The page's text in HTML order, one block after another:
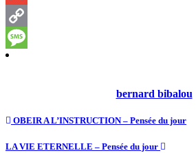
Gmail
Copy
Link
Message
bernard bibalou
OBEIR A L’INSTRUCTION – Pensée du jour
LA VIE ETERNELLE – Pensée du jour